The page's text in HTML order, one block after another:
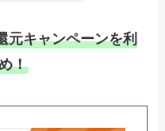
元キャンペーンを利
！